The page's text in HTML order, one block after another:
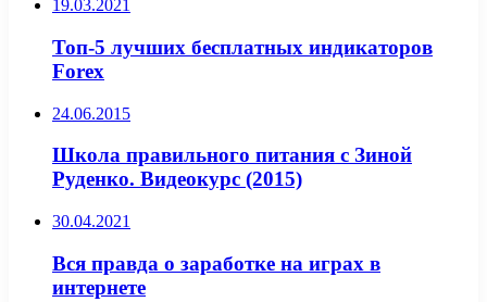
19.03.2021
Топ-5 лучших бесплатных индикаторов
Forex
24.06.2015
Школа правильного питания с Зиной
Руденко. Видеокурс (2015)
30.04.2021
Вся правда о заработке на играх в
интернете